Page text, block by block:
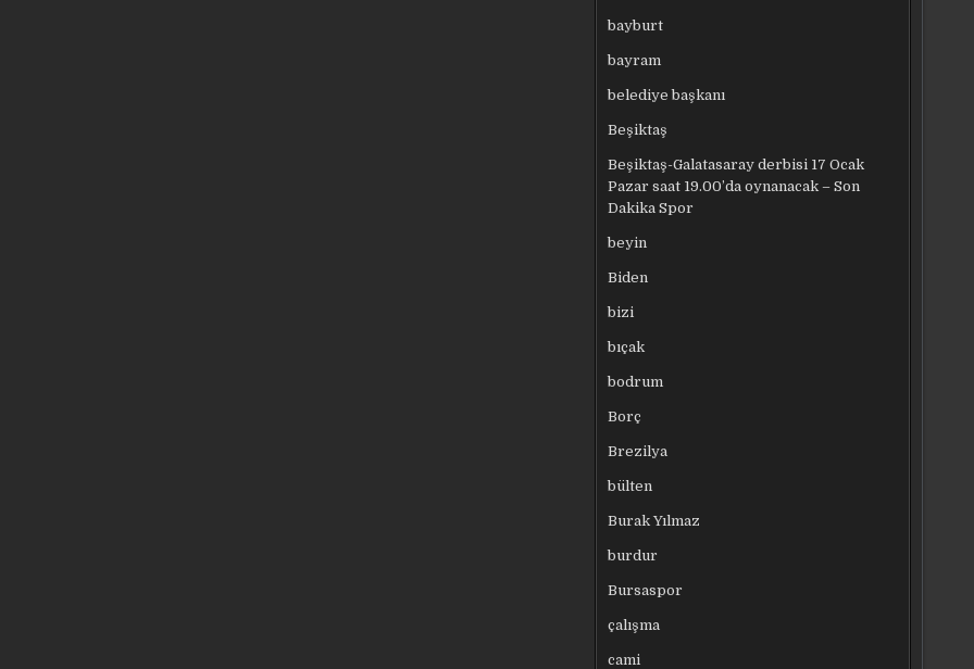
bayburt
bayram
belediye başkanı
Beşiktaş
Beşiktaş-Galatasaray derbisi 17 Ocak
Pazar saat 19.00’da oynanacak – Son
Dakika Spor
beyin
Biden
bizi
bıçak
bodrum
Borç
Brezilya
bülten
Burak Yılmaz
burdur
Bursaspor
çalışma
cami